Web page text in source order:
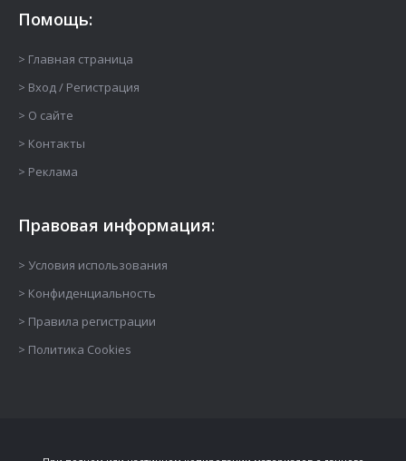
Помощь:
> Главная страница
> Вход / Регистрация
> О сайте
> Контакты
> Реклама
Правовая информация:
> Условия использования
> Конфиденциальность
> Правила регистрации
> Политика Cookies